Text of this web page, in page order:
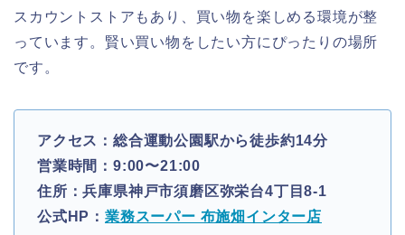
スカウントストアもあり、買い物を楽しめる環境が整
っています。賢い買い物をしたい方にぴったりの場所
です。
アクセス：総合運動公園駅から徒歩約14分
営業時間：9:00〜21:00
住所：兵庫県神戸市須磨区弥栄台4丁目8-1
公式HP： 業務スーパー 布施畑インター店